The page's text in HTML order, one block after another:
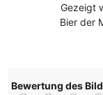
Gezeigt
Bier der
Bewertung des